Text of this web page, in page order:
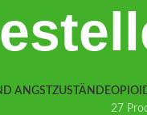
ANGSTZUSTÄNDE
27